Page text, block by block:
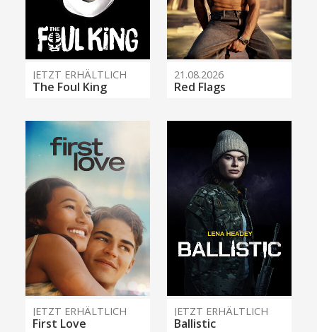
JETZT ERHÄLTLICH
The Foul King
21.08.2026
Red Flags
JETZT ERHÄLTLICH
First Love
JETZT ERHÄLTLICH
Ballistic